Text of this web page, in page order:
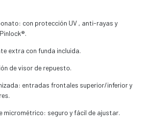
con protección UV , anti-rayas y
extra con funda incluida.
de visor de repuesto.
entradas frontales superior/inferior y
micrométrico: seguro y fácil de ajustar.